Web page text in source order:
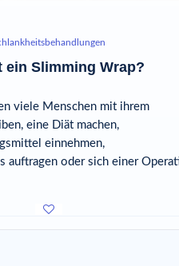
ein Slimming Wrap?
viele Menschen mit ihrem
eine Diät machen,
einnehmen,
auftragen oder sich einer